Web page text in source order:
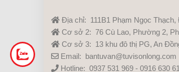
Địa chỉ: 111B1 Phạm Ngọc
Cơ sở 2: 76 Cù Lao, Phường 2,
Cơ sở 3: 13 khu đô thị PG, An
Email: bantuvan@tuvisonlong.com
Hotline: 0937 531 969 - 0916 630